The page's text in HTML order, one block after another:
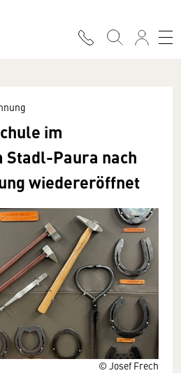
© Josef Frech
im
Paura nach
wiedereröffnet